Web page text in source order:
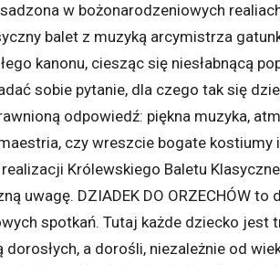
w bożonarodzeniowych
balet z muzyką arcymistrza
kanonu, ciesząc się niesłabnącą
sobie pytanie, dla czego tak się
odpowiedź: piękna muzyka,
czy wreszcie bogate kostiumy
Królewskiego Baletu
uwagę. DZIADEK DO ORZECHÓW to
spotkań. Tutaj każde dziecko jest
a dorośli, niezależnie od